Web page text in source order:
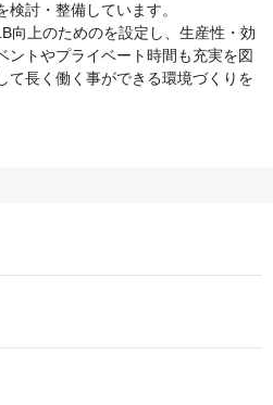
討・整備しています。
向上のためのを設定し、生産性・効
ントやプライベート時間も充実を図
て長く働く事ができる環境づくりを